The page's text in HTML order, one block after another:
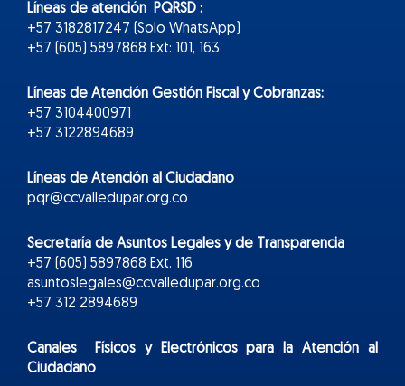
Líneas de atención PQRSD :
+57 3182817247 (Solo WhatsApp)
+57 (605) 5897868 Ext: 101, 163
Líneas de Atención Gestión Fiscal y Cobranzas:
+57 3104400971
+57 3122894689
Líneas de Atención al Ciudadano
pqr@ccvalledupar.org.co
Secretaría de Asuntos Legales y de Transparencia
+57 (605) 5897868 Ext. 116
asuntoslegales@ccvalledupar.org.co
+57 312 2894689
Canales Físicos yElectrónicospara la Atención al
Ciudadano